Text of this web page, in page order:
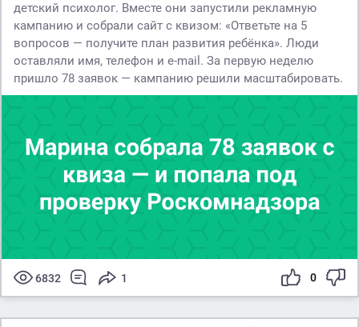
детский психолог. Вместе они запустили рекламную
кампанию и собрали сайт с квизом: «Ответьте на 5
вопросов — получите план развития ребёнка». Люди
оставляли имя, телефон и e-mail. За первую неделю
пришло 78 заявок — кампанию решили масштабировать.
6832 1 0